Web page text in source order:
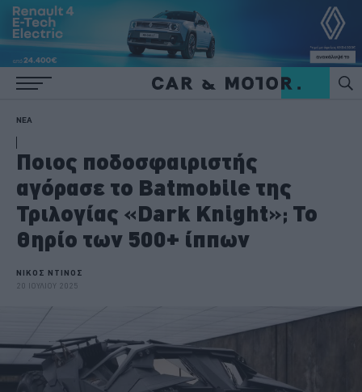
ΝΕΑ
Ποιος ποδοσφαιριστής
αγόρασε το Batmobile της
Τριλογίας «Dark Knight»; Το
θηρίο των 500+ ίππων
ΝΙΚΟΣ ΝΤΙΝΟΣ
20 ΙΟΥΛΙΟΥ 2025